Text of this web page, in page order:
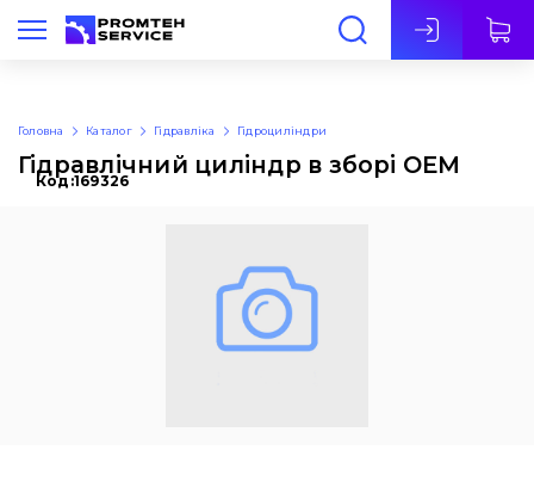
Укр
Головна Каталог Гідравліка Гідроциліндри
Гідравлічний циліндр в зборі OEM
Код:169326